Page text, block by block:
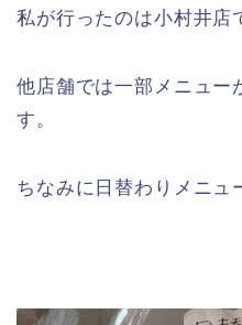
私が行ったのは小村井店
他店舗では一部メニュー
す。
ちなみに日替わりメニュ